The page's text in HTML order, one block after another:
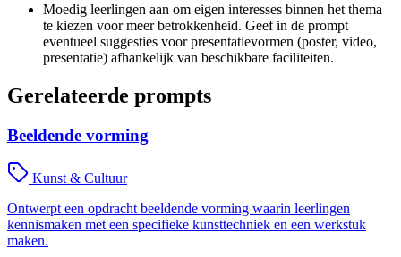
Moedig leerlingen aan om eigen interesses binnen het thema
te kiezen voor meer betrokkenheid. Geef in de prompt
eventueel suggesties voor presentatievormen (poster, video,
presentatie) afhankelijk van beschikbare faciliteiten.
Gerelateerde prompts
Beeldende vorming
Kunst & Cultuur
Ontwerpt een opdracht beeldende vorming waarin leerlingen
kennismaken met een specifieke kunsttechniek en een werkstuk
maken.